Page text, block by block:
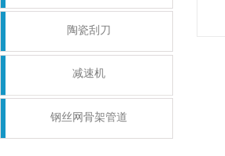
陶瓷刮刀
减速机
钢丝网骨架管道